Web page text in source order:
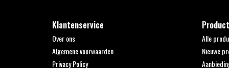
Klantenservice
Over ons
Algemene voorwaarden
Privacy Policy
Alle
Nieuwe